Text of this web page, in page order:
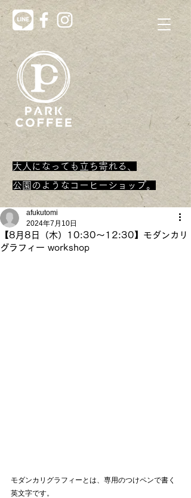
大人になっても立ち寄れる、
​公園のようなコーヒーショップ。
【8月8日（木）10:30～12:30】モダンカリ
グラフィー workshop
afukutomi
2024年7月10日
モダンカリグラフィーとは、専用のつけペンで書く
英文字です。